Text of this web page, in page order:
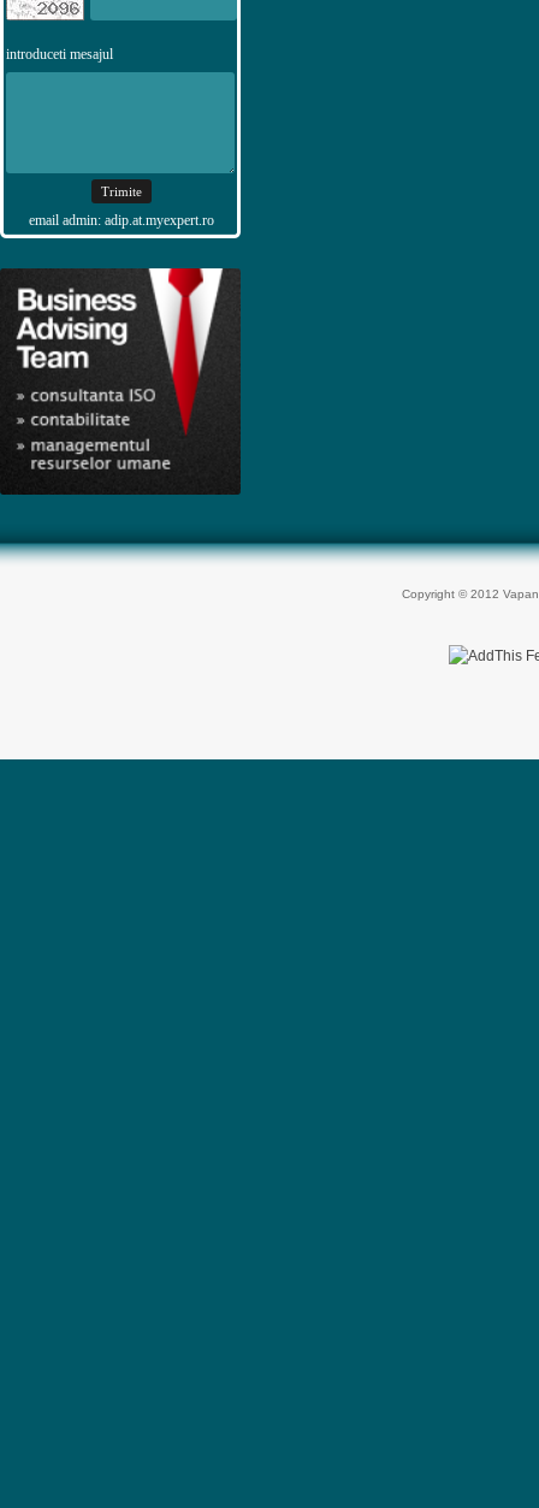
introduceti mesajul
email admin: adip.at.myexpert.ro
Copyright © 2012